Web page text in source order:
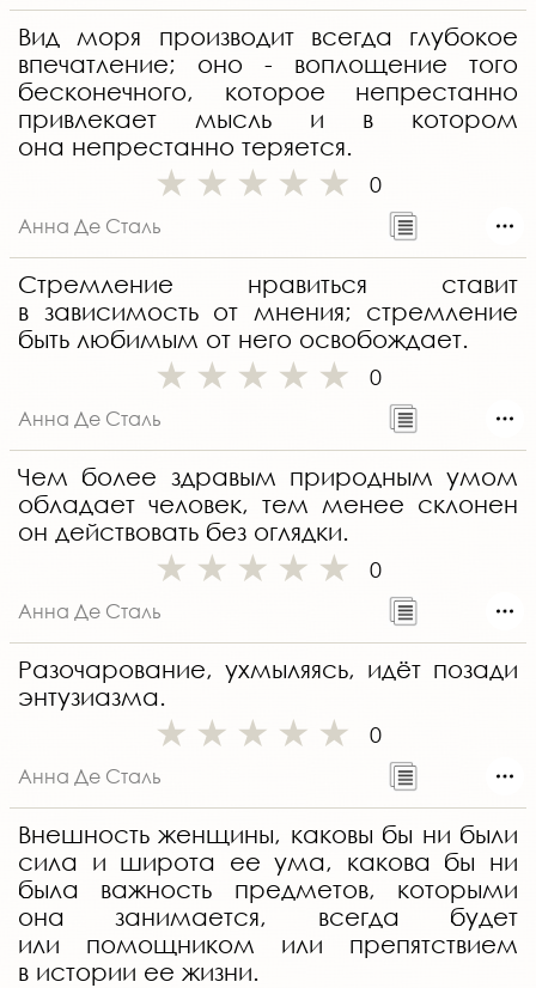
Вид моря производит всегда глубокое
впечатление; оно - воплощение того
бесконечного, которое непрестанно
привлекает мысль и в котором
она непрестанно теряется.
0
Анна Де Сталь
Стремление нравиться ставит
в зависимость от мнения; стремление
быть любимым от него освобождает.
0
Анна Де Сталь
Чем более здравым природным умом
обладает человек, тем менее склонен
он действовать без оглядки.
0
Анна Де Сталь
Разочарование, ухмыляясь, идёт позади
энтузиазма.
0
Анна Де Сталь
Внешность женщины, каковы бы ни были
сила и широта ее ума, какова бы ни
была важность предметов, которыми
она занимается, всегда будет
или помощником или препятствием
в истории ее жизни.